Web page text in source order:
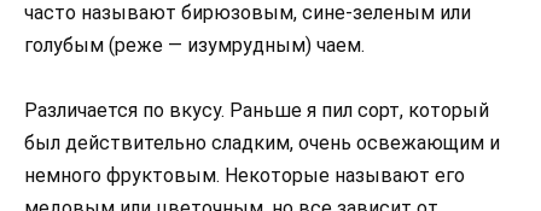
часто называют бирюзовым, сине-зеленым или
голубым (реже — изумрудным) чаем.
Различается по вкусу. Раньше я пил сорт, который
был действительно сладким, очень освежающим и
немного фруктовым. Некоторые называют его